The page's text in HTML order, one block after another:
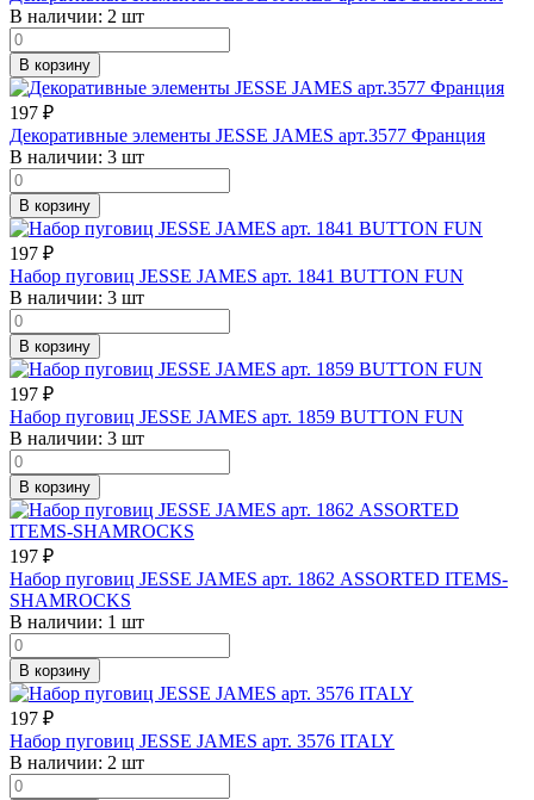
В наличии: 2 шт
В корзину
197 ₽
Декоративные элементы JESSE JAMES арт.3577 Франция
В наличии: 3 шт
В корзину
197 ₽
Набор пуговиц JESSE JAMES арт. 1841 BUTTON FUN
В наличии: 3 шт
В корзину
197 ₽
Набор пуговиц JESSE JAMES арт. 1859 BUTTON FUN
В наличии: 3 шт
В корзину
197 ₽
Набор пуговиц JESSE JAMES арт. 1862 ASSORTED ITEMS-
SHAMROCKS
В наличии: 1 шт
В корзину
197 ₽
Набор пуговиц JESSE JAMES арт. 3576 ITALY
В наличии: 2 шт